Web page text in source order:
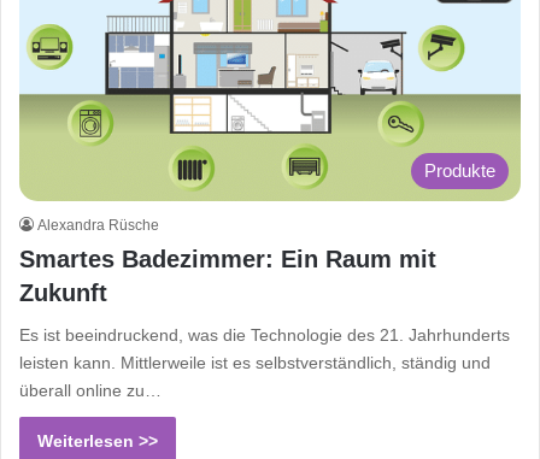
Produkte
Alexandra Rüsche
Smartes Badezimmer: Ein Raum mit
Zukunft
Es ist beeindruckend, was die Technologie des 21. Jahrhunderts
leisten kann. Mittlerweile ist es selbstverständlich, ständig und
überall online zu…
Weiterlesen >>